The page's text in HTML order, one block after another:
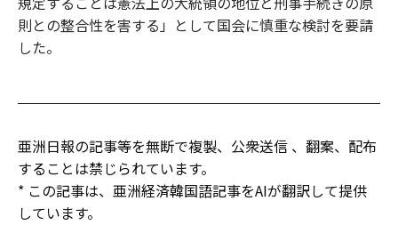
則との整合性を害する」として国会に慎重な検討を要請
した。
亜洲日報の記事等を無断で複製、公衆送信 、翻案、配布
することは禁じられています。
* この記事は、亜洲経済韓国語記事をAIが翻訳して提供
しています。